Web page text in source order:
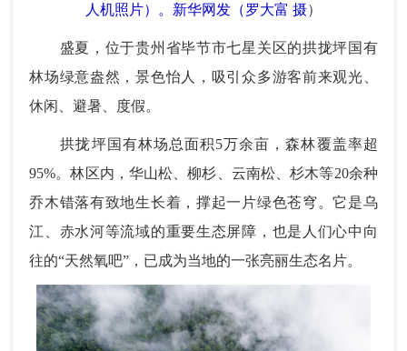
人机照片）。新华网发（罗大富 摄）
盛夏，位于贵州省毕节市七星关区的拱拢坪国有
林场绿意盎然，景色怡人，吸引众多游客前来观光、
休闲、避暑、度假。
拱拢坪国有林场总面积5万余亩，森林覆盖率超
95%。林区内，华山松、柳杉、云南松、杉木等20余种
乔木错落有致地生长着，撑起一片绿色苍穹。它是乌
江、赤水河等流域的重要生态屏障，也是人们心中向
往的“天然氧吧”，已成为当地的一张亮丽生态名片。